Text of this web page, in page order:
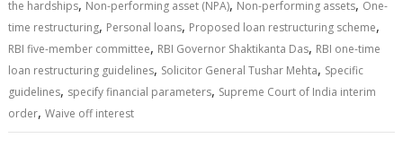
the hardships, Non-performing asset (NPA), Non-performing assets, One-
time restructuring, Personal loans, Proposed loan restructuring scheme,
RBI five-member committee, RBI Governor Shaktikanta Das, RBI one-time
loan restructuring guidelines, Solicitor General Tushar Mehta, Specific
guidelines, specify financial parameters, Supreme Court of India interim
order,Waive off interest